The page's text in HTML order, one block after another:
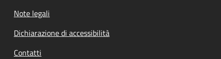
Note legali
Dichiarazione di accessibilità
Contatti